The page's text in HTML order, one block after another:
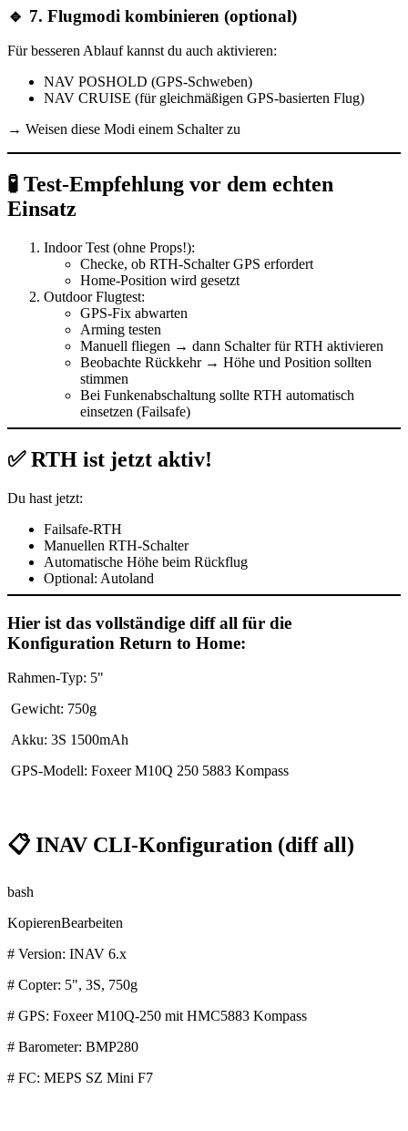
🔹 7. Flugmodi kombinieren (optional)
Für besseren Ablauf kannst du auch aktivieren:
NAV POSHOLD (GPS-Schweben)
NAV CRUISE (für gleichmäßigen GPS-basierten Flug)
→ Weisen diese Modi einem Schalter zu
🧪 Test-Empfehlung vor dem echten
Einsatz
Indoor Test (ohne Props!):
Checke, ob RTH-Schalter GPS erfordert
Home-Position wird gesetzt
Outdoor Flugtest:
GPS-Fix abwarten
Arming testen
Manuell fliegen → dann Schalter für RTH aktivieren
Beobachte Rückkehr → Höhe und Position sollten
stimmen
Bei Funkenabschaltung sollte RTH automatisch
einsetzen (Failsafe)
✅ RTH ist jetzt aktiv!
Du hast jetzt:
Failsafe-RTH
Manuellen RTH-Schalter
Automatische Höhe beim Rückflug
Optional: Autoland
Hier ist das vollständige diff all für die
Konfiguration Return to Home:
Rahmen-Typ: 5"
Gewicht: 750g
Akku: 3S 1500mAh
GPS-Modell: Foxeer M10Q 250 5883 Kompass
📋INAV CLI-Konfiguration (diff all)
bash
KopierenBearbeiten
# Version: INAV 6.x
# Copter: 5", 3S, 750g
# GPS: Foxeer M10Q-250 mit HMC5883 Kompass
# Barometer: BMP280
# FC: MEPS SZ Mini F7